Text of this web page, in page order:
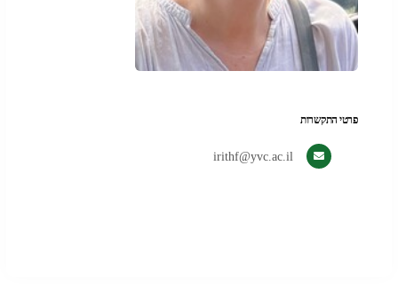
פרטי התקשרות
irithf@yvc.ac.il